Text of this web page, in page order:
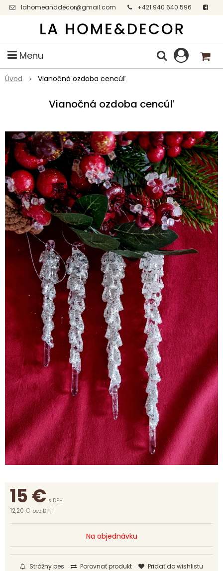
lahomeanddecor@gmail.com
+421 940 640 596
Facebook
Menu
Úvod Vianočná ozdoba cencúľ
Vianočná ozdoba cencúľ
15€ s DPH
12,20 € bez DPH
Na objednávku
Strážny pes Porovnať produkt Pridať do wishlistu